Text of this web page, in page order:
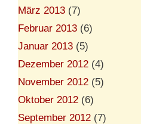
März 2013 (7)
Februar 2013 (6)
Januar 2013 (5)
Dezember 2012 (4)
November 2012 (5)
Oktober 2012 (6)
September 2012 (7)